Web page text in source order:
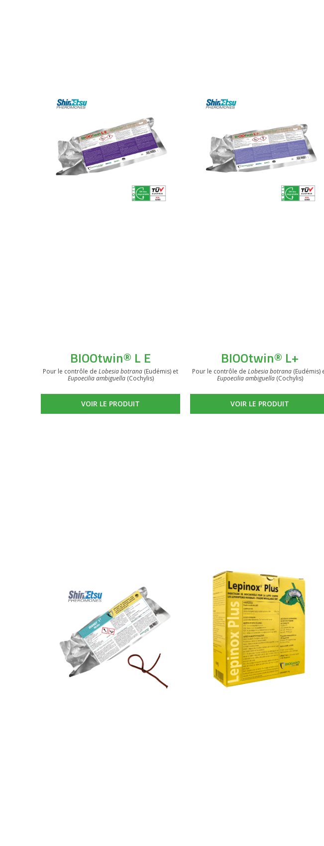
BIOOtwin® L E
Pour le contrôle deLobesia botrana(Eudémis) et
Eupoecilia ambiguella(Cochylis)
VOIR LE PRODUIT
BIOOtwin® L+
Pour le contrôle deLobesia botrana(Eudémis) et
Eupoecilia ambiguella(Cochylis)
VOIR LE PRODUIT
ISONET® T3
Pour le contrôle de Tuta absoluta(mineuse sud-
américaine de la tomate)
Lepinox® Plus
Insecticide microbien à base de
thuringiensis kurstaki(souche EG2348)